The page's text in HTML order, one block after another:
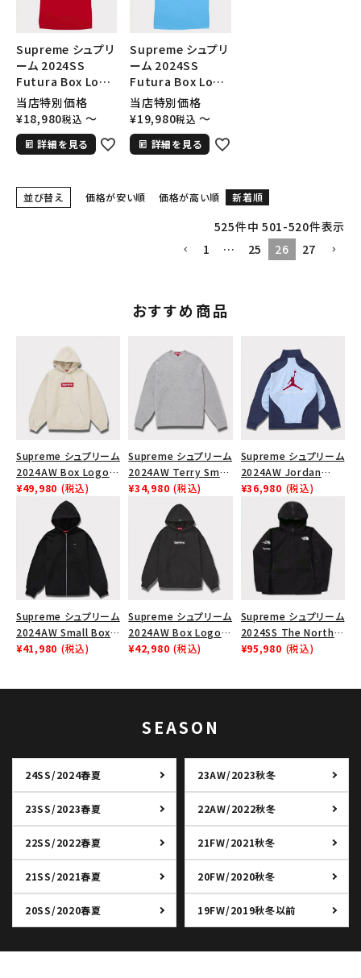
Supreme シュプリ
ーム 2024SS
Futura Box Logo
Tee フューチュラボ
ックスロゴTシャツ
レッド 赤
当店特別価格
¥18,980税込 〜
詳細を見る
Supreme シュプリ
ーム 2024SS
Futura Box Logo
Tee フューチュラボ
ックスロゴTシャツ
ブルー 青
当店特別価格
¥19,980税込 〜
詳細を見る
並び替え 価格が安い順 価格が高い順 新着順
525件中 501-520件表示
1
… 25 26 27
おすすめ商品
Supreme シュプリーム
2024AW Box Logo
Hooded Sweatshirt
ボックスロゴフードパー
カー ストーン
¥49,980 (税込)
Supreme シュプリーム
2024AW Terry Small
Box Sweater テリー
スモールボックスセータ
ー ヘザーグレー 灰
¥34,980 (税込)
Supreme シュプリーム
2024AW Jordan
Tricot Track Jacket
ジョーダントリコットト
ラックジャケット ライト
ブルー 青
¥36,980 (税込)
Supreme シュプリーム
2024AW Small Box
Zip Up Hooded
¥41,980 (税込)
Supreme シュプリーム
2024AW Box Logo
Hooded Sweatshirt
¥42,980 (税込)
Supreme シュプリーム
2024SS The North
Face Split Taped
¥95,980 (税込)
SEASON
24SS/2024春夏 23AW/2023秋冬
23SS/2023春夏 22AW/2022秋冬
22SS/2022春夏 21FW/2021秋冬
21SS/2021春夏 20FW/2020秋冬
20SS/2020春夏 19FW/2019秋冬以前